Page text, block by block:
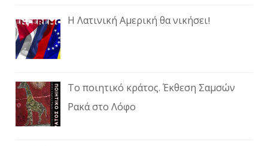
Η Λατινική Αμερική θα νικήσει!
Το ποιητικό κράτος. Έκθεση Σαμσών
Ρακά στο Λόφο